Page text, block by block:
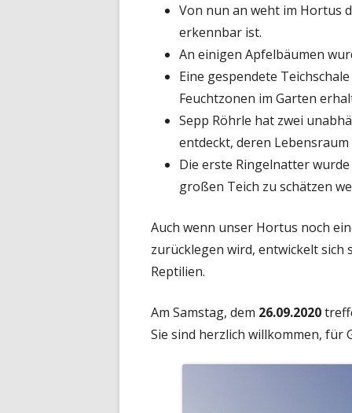
Von nun an weht im Hortus
erkennbar ist.
An einigen Apfelbäumen
Eine gespendete
Feuchtzonen im Garten
Sepp Röhrle hat zwei
entdeckt, deren
Die erste Ringelnatter
großen Teich zu schätzen
Auch wenn unser Hortus noch
zurücklegen wird, entwickelt
Reptilien.
Am Samstag, dem 26.09.2020
Sie sind herzlich willkommen, für